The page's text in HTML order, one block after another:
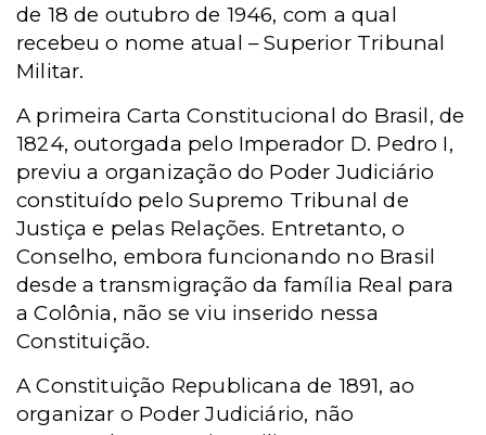
de 18 de outubro de 1946, com a qual
recebeu o nome atual – Superior Tribunal
Militar.
A primeira Carta Constitucional do Brasil, de
1824, outorgada pelo Imperador D. Pedro I,
previu a organização do Poder Judiciário
constituído pelo Supremo Tribunal de
Justiça e pelas Relações. Entretanto, o
Conselho, embora funcionando no Brasil
desde a transmigração da família Real para
a Colônia, não se viu inserido nessa
Constituição.
A Constituição Republicana de 1891, ao
organizar o Poder Judiciário, não